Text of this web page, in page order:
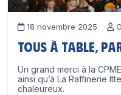
18 novembre 2025
Tous à table, par
Un grand merci à la
ainsi qu’à La Raffinerie
chaleureux.